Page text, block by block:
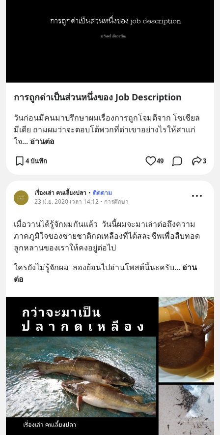
การถูกด่าเป็นส่วนหนึ่งของ Job Description
วันก่อนมีคนมาปรึกษาผมเรื่องการถูกโจมตีจาก โซเชียล
มีเดีย ถามผมว่าจะตอบโต้พวกที่ด่าเขาอย่างไรให้สาแก่
ใจ... อ่านต่อ
4 บันทึก 49 3
เรื่องเล่า คนเลี้ยงปลา • ติดตาม
23 มิ.ย. 2020 เวลา 14:12 • การศึกษา
เมื่อวานได้รู้จักผมกันแล้ว  วันนี้ผมจะมาเล่าต่อถึงความ
ภาคภูมิใจของชายชาติกดเหลืองที่ได้สละชีพเพื่อสืบทอด
ลูกหลานของเราให้คงอยู่ต่อไป
ใครยังไม่รู้จักผม  ลองย้อนไปอ่านโพสต์นี้นะครับ... อ่าน
ต่อ